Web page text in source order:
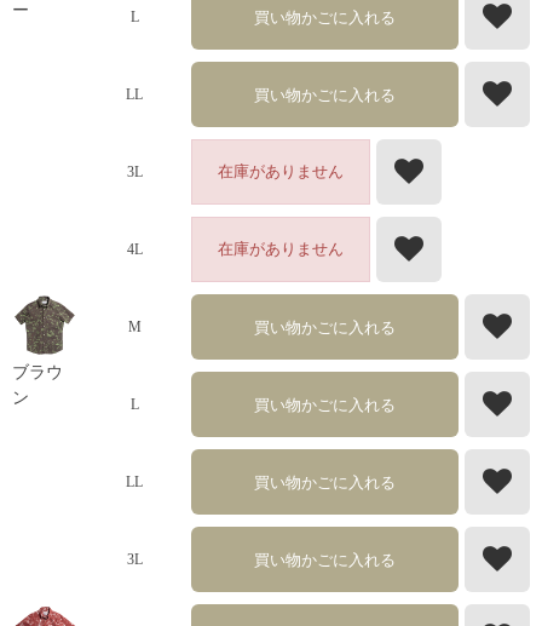
ー
L 買い物かごに入れる
LL 買い物かごに入れる
3L 在庫がありません
4L 在庫がありません
ブラウ
ン
M 買い物かごに入れる
L 買い物かごに入れる
LL 買い物かごに入れる
3L 買い物かごに入れる